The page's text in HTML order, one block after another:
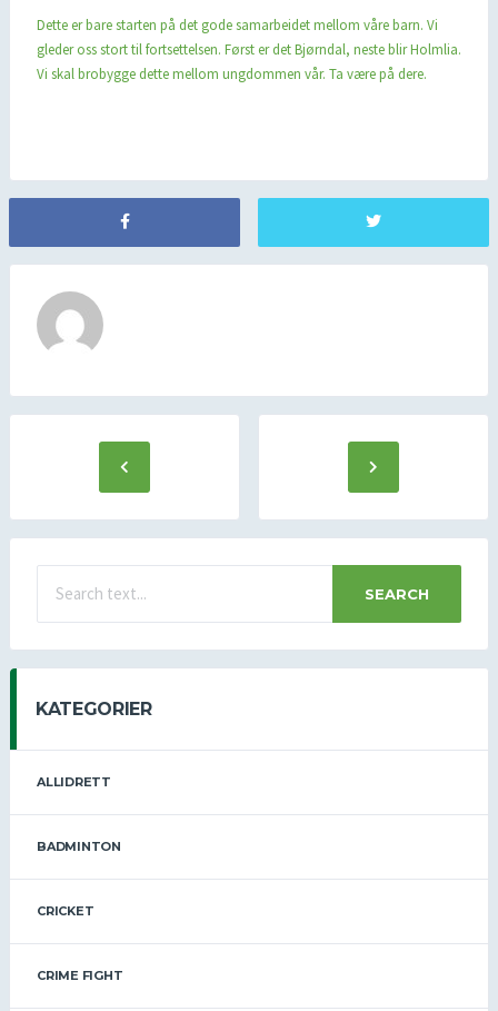
Dette er bare starten på det gode samarbeidet mellom våre barn. Vi
gleder oss stort til fortsettelsen. Først er det Bjørndal, neste blir Holmlia.
Vi skal brobygge dette mellom ungdommen vår. Ta være på dere.
SEARCH
KATEGORIER
ALLIDRETT
BADMINTON
CRICKET
CRIME FIGHT